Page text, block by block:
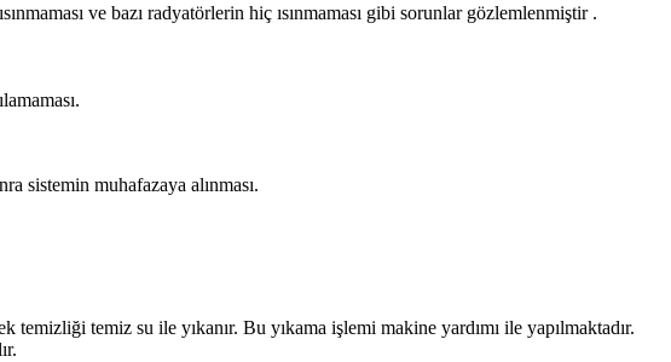
ve bazı radyatörlerin hiç ısınmaması gibi sorunlar gözlemlenmiştir .
sistemin muhafazaya alınması.
temiz su ile yıkanır. Bu yıkama işlemi makine yardımı ile yapılmaktadır.